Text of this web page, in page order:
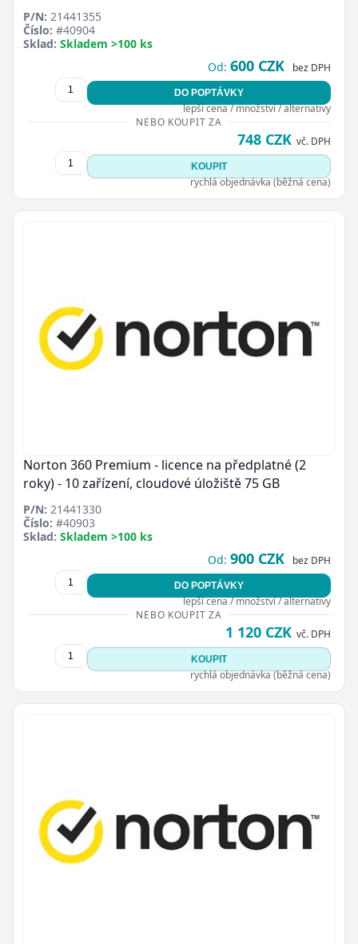
P/N: 21441355
Číslo: #40904
Sklad: Skladem >100 ks
Od: 600 CZK bez DPH
DO POPTÁVKY
lepší cena / množství / alternativy
NEBO KOUPIT ZA
748 CZK vč. DPH
KOUPIT
rychlá objednávka (běžná cena)
Norton 360 Premium - licence na předplatné (2
roky) - 10 zařízení, cloudové úložiště 75 GB
P/N: 21441330
Číslo: #40903
Sklad: Skladem >100 ks
Od: 900 CZK bez DPH
DO POPTÁVKY
lepší cena / množství / alternativy
NEBO KOUPIT ZA
1 120 CZK vč. DPH
KOUPIT
rychlá objednávka (běžná cena)